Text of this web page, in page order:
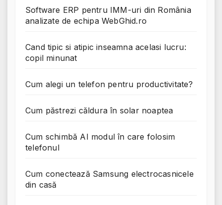
Software ERP pentru IMM-uri din România
analizate de echipa WebGhid.ro
Cand tipic si atipic inseamna acelasi lucru:
copil minunat
Cum alegi un telefon pentru productivitate?
Cum păstrezi căldura în solar noaptea
Cum schimbă AI modul în care folosim
telefonul
Cum conectează Samsung electrocasnicele
din casă